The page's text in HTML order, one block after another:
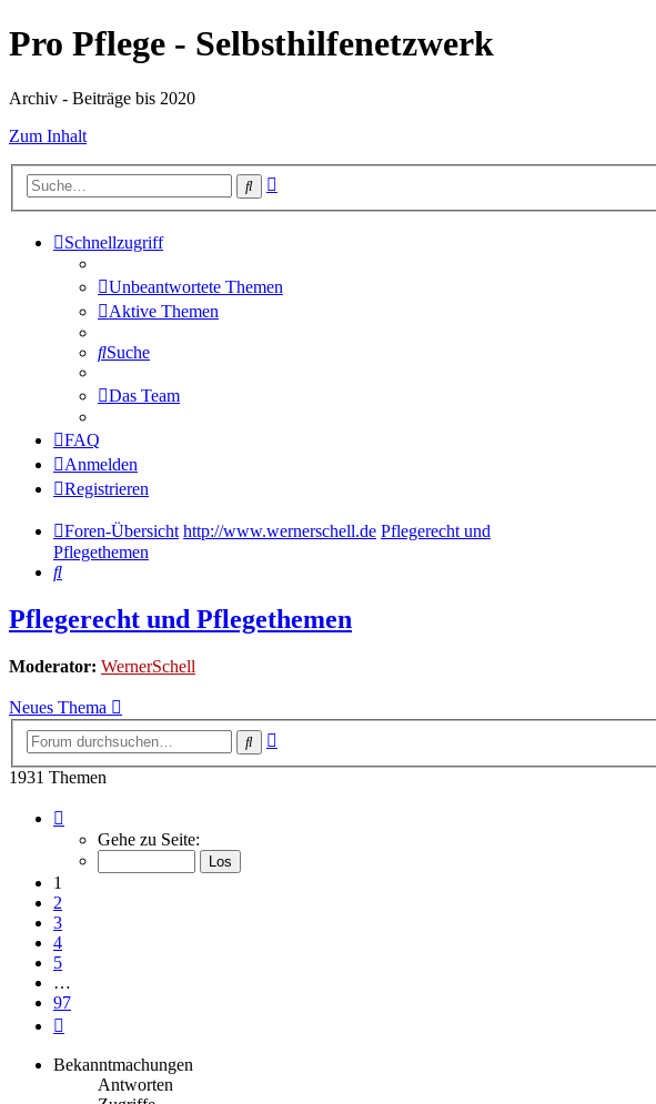
Pro Pflege - Selbsthilfenetzwerk
Archiv - Beiträge bis 2020
Zum Inhalt
Suche
Schnellzugriff
Unbeantwortete Themen
Aktive Themen
Suche
Das Team
FAQ
Anmelden
Registrieren
Foren-Übersicht http://www.wernerschell.de Pflegerecht und
Pflegethemen
Suche
Pflegerecht und Pflegethemen
Moderator: WernerSchell
Neues Thema
Suche
1931 Themen
von
Gehe zu Seite:
1
2
3
4
5
…
97
Bekanntmachungen
Antworten